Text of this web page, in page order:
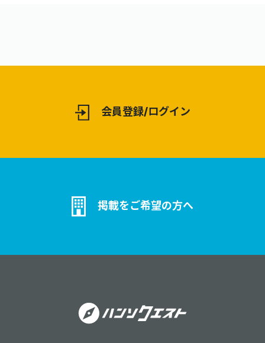
会員登録/ログイン
掲載をご希望の方へ